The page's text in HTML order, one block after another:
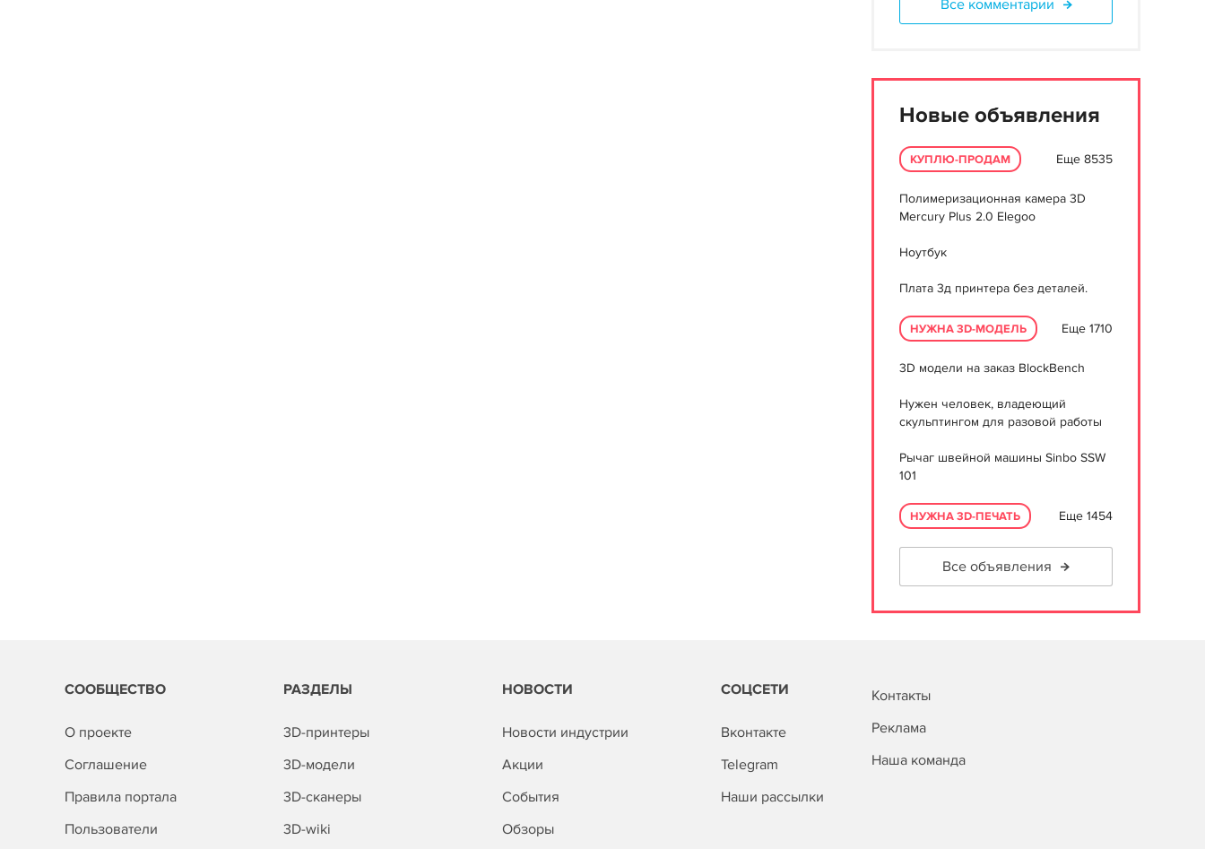
Все комментарии
Новые объявления
КУПЛЮ-ПРОДАМ Еще 8535
Полимеризационная камера 3D
Mercury Plus 2.0 Elegoo
Ноутбук
Плата 3д принтера без деталей.
НУЖНА 3D-МОДЕЛЬ Еще 1710
3D модели на заказ BlockBench
Нужен человек, владеющий
скульптингом для разовой работы
Рычаг швейной машины Sinbo SSW
101
НУЖНА 3D-ПЕЧАТЬ Еще 1454
Все объявления
СООБЩЕСТВО
О проекте
Соглашение
Правила портала
Пользователи
РАЗДЕЛЫ
3D-принтеры
3D-модели
3D-сканеры
3D-wiki
НОВОСТИ
Новости индустрии
Акции
События
Обзоры
СОЦСЕТИ
Вконтакте
Telegram
Наши рассылки
Контакты
Реклама
Наша команда